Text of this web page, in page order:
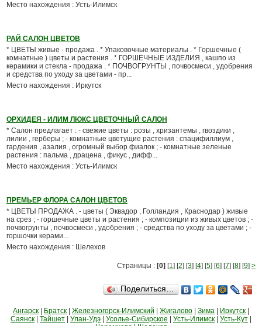
Место нахождения : Усть-Илимск
РАЙ САЛОН ЦВЕТОВ
* ЦВЕТЫ живые - продажа . * Упаковочные материалы . * Горшечные (
комнатные ) цветы и растения . * ГОРШЕЧНЫЕ ИЗДЕЛИЯ , кашпо из
керамики и стекла - продажа . * ПОЧВОГРУНТЫ , почвосмеси , удобрения
и средства по уходу за цветами - пр...
Место нахождения : Иркутск
ОРХИДЕЯ - ИЛИМ ЛЮКС ЦВЕТОЧНЫЙ САЛОН
* Салон предлагает : - свежие цветы : розы , хризантемы , гвоздики ,
лилии , герберы ; - комнатные цветущие растения : спацифиллиум ,
гардения , азалия , огромный выбор фиалок ; - комнатные зеленые
растения : пальма , драцена , фикус , дифф...
Место нахождения : Усть-Илимск
ПРЕМЬЕР ФЛОРА САЛОН ЦВЕТОВ
* ЦВЕТЫ ПРОДАЖА . - цветы ( Эквадор , Голландия , Краснодар ) живые
на срез ; - горшечные цветы и растения ; - композиции из живых цветов ; -
почвогрунты , почвосмеси , удобрения ; - средства по уходу за цветами ; -
горшочки керами...
Место нахождения : Шелехов
Страницы : [0] [1] [2] [3] [4] [5] [6] [7] [8] [9] >
Поделиться…
Ангарск Братск Железногорск-Илимский Жигалово Зима Иркутск
Саянск
Тайшет Улан-Удэ Усолье-Сибирское Усть-Илимск Усть-Кут